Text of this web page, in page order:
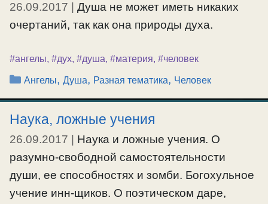
власти современной и древней, и о
различении подделок под истину.
#епископ ,#московскаяпатриархия,#отступление
#советскаявласть
26.09.2017
Душа не может иметь никаких
очертаний, так как она природы духа.
#ангелы, #дух, #душа, #материя, #человек
Рубрики
Ангелы,Душа, Разная тематика, Человек
Наука, ложные учения
26.09.2017
Наука и ложные учения. О
разумно-свободной самостоятельности
души, ее способностях и зомби. Богохульное
учение инн-щиков. О поэтическом даре,